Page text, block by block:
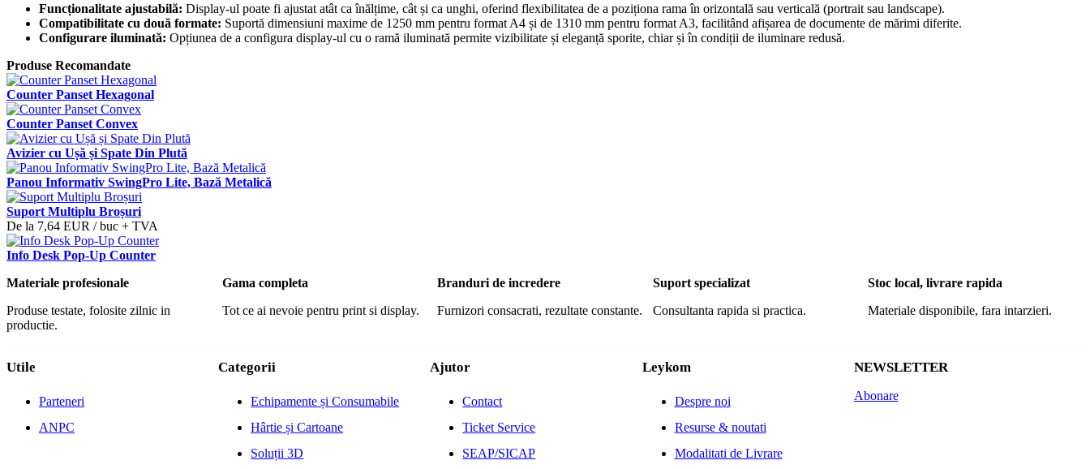
Funcționalitate ajustabilă: Display-ul poate fi ajustat atât ca înălțime, cât și ca unghi, oferind flexibilitatea de a poziționa rama în orizontală sau verticală (portrait sau landscape).
Compatibilitate cu două formate: Suportă dimensiuni maxime de 1250 mm pentru format A4 și de 1310 mm pentru format A3, facilitând afișarea de documente de mărimi diferite.
Configurare iluminată: Opțiunea de a configura display-ul cu o ramă iluminată permite vizibilitate și eleganță sporite, chiar și în condiții de iluminare redusă.
Produse Recomandate
Counter Panset Hexagonal
Counter Panset Convex
Avizier cu Ușă și Spate Din Plută
Panou Informativ SwingPro Lite, Bază Metalică
Suport Multiplu Broșuri
De la 7,64 EUR / buc + TVA
Info Desk Pop-Up Counter
Materiale profesionale
Produse testate, folosite zilnic in
productie.
Gama completa
Tot ce ai nevoie pentru print si display.
Branduri de incredere
Furnizori consacrati, rezultate constante.
Suport specializat
Consultanta rapida si practica.
Stoc local, livrare rapida
Materiale disponibile, fara intarzieri.
Utile
Parteneri
ANPC
Categorii
Echipamente și Consumabile
Hârtie și Cartoane
Soluții 3D
Ajutor
Contact
Ticket Service
SEAP/SICAP
Leykom
Despre noi
Resurse & noutati
Modalitati de Livrare
NEWSLETTER
Abonare